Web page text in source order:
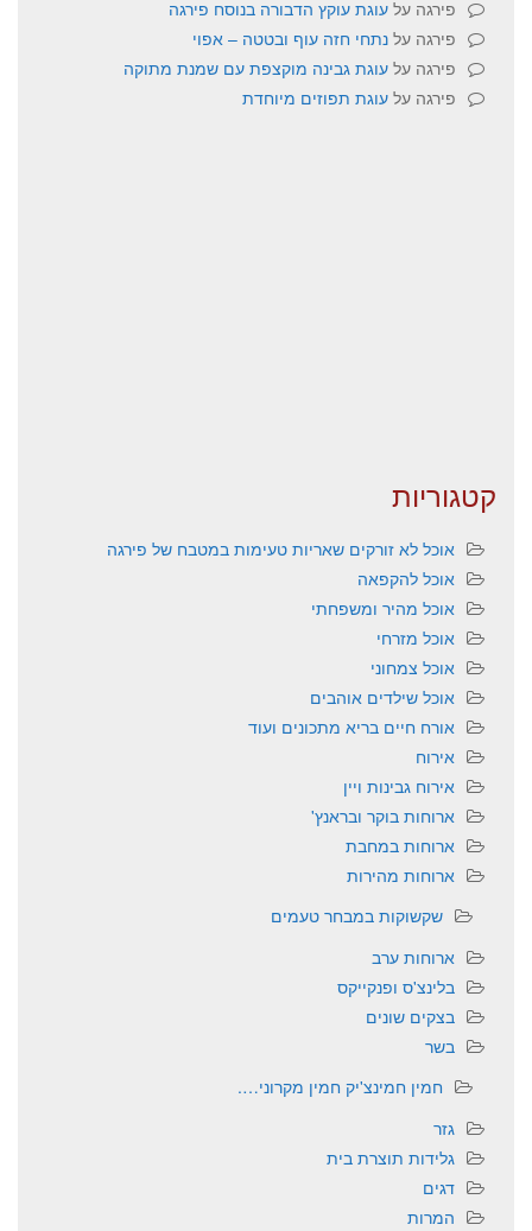
פירגה על עוגת עוקץ הדבורה בנוסח פירגה
פירגה על נתחי חזה עוף ובטטה – אפוי
פירגה על עוגת גבינה מוקצפת עם שמנת מתוקה
פירגה על עוגת תפוזים מיוחדת
קטגוריות
אוכל לא זורקים שאריות טעימות במטבח של פירגה
אוכל להקפאה
אוכל מהיר ומשפחתי
אוכל מזרחי
אוכל צמחוני
אוכל שילדים אוהבים
אורח חיים בריא מתכונים ועוד
אירוח
אירוח גבינות ויין
ארוחות בוקר ובראנץ'
ארוחות במחבת
ארוחות מהירות
שקשוקות במבחר טעמים
ארוחות ערב
בלינצ'ס ופנקייקס
בצקים שונים
בשר
חמין חמינצ'יק חמין מקרוני….
גזר
גלידות תוצרת בית
דגים
המרות